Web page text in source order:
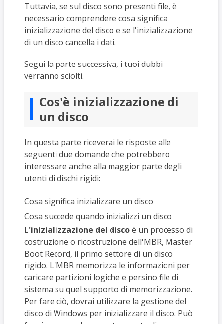
Tuttavia, se sul disco sono presenti file, è
necessario comprendere cosa significa
inizializzazione del disco e se l'inizializzazione
di un disco cancella i dati.
Segui la parte successiva, i tuoi dubbi
verranno sciolti.
Cos'è inizializzazione di
un disco
In questa parte riceverai le risposte alle
seguenti due domande che potrebbero
interessare anche alla maggior parte degli
utenti di dischi rigidi:
Cosa significa inizializzare un disco
Cosa succede quando inizializzi un disco
L'inizializzazione del discoè un processo di
costruzione o ricostruzione dell'MBR, Master
Boot Record, il primo settore di un disco
rigido. L'MBR memorizza le informazioni per
caricare partizioni logiche e persino file di
sistema su quel supporto di memorizzazione.
Per fare ciò, dovrai utilizzare la gestione del
disco di Windows per inizializzare il disco. Può